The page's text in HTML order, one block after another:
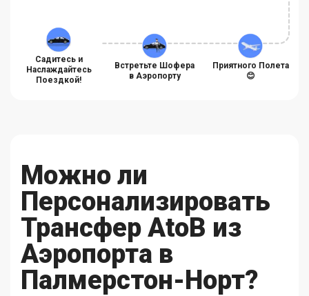
Садитесь и
Наслаждайтесь
Поездкой!
Встретьте Шофера
в Аэропорту
Приятного Полета
😊
Можно ли
Персонализировать
Трансфер AtoB из
Аэропорта в
Палмерстон-Норт?